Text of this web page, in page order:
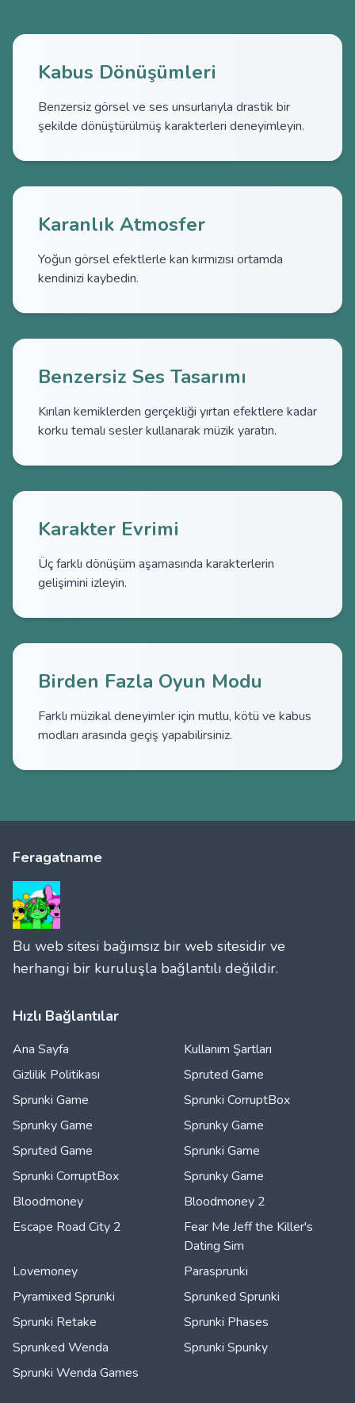
Kabus Dönüşümleri
Benzersiz görsel ve ses unsurlarıyla drastik bir
şekilde dönüştürülmüş karakterleri deneyimleyin.
Karanlık Atmosfer
Yoğun görsel efektlerle kan kırmızısı ortamda
kendinizi kaybedin.
Benzersiz Ses Tasarımı
Kırılan kemiklerden gerçekliği yırtan efektlere kadar
korku temalı sesler kullanarak müzik yaratın.
Karakter Evrimi
Üç farklı dönüşüm aşamasında karakterlerin
gelişimini izleyin.
Birden Fazla Oyun Modu
Farklı müzikal deneyimler için mutlu, kötü ve kabus
modları arasında geçiş yapabilirsiniz.
Feragatname
Bu web sitesi bağımsız bir web sitesidir ve
herhangi bir kuruluşla bağlantılı değildir.
Hızlı Bağlantılar
Ana Sayfa
Kullanım Şartları
Gizlilik Politikası
Spruted Game
Sprunki Game
Sprunki CorruptBox
Sprunky Game
Sprunky Game
Spruted Game
Sprunki Game
Sprunki CorruptBox
Sprunky Game
Bloodmoney
Bloodmoney 2
Escape Road City 2
Fear Me Jeff the Killer's
Dating Sim
Lovemoney
Parasprunki
Pyramixed Sprunki
Sprunked Sprunki
Sprunki Retake
Sprunki Phases
Sprunked Wenda
Sprunki Spunky
Sprunki Wenda Games